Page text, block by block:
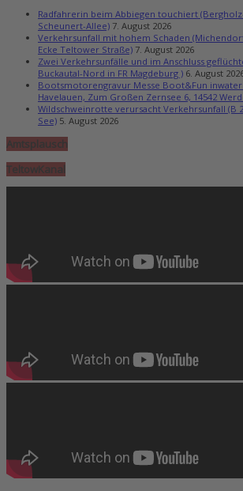
Radfahrerin beim Abbiegen touchiert
Scheunert-Allee) 7. August 2026
Verkehrsunfall mit hohem Schaden
Ecke Teltower Straße) 7. August 2026
Zwei Verkehrsunfälle und im Anschluss
Buckautal-Nord in FR Magdeburg ) 6. August
Bootsmotorengravur Messe Boot&Fun inwater
Havelauen, Zum Großen Zernsee 6, 14542
Wildschweinrotte verursacht Verkehrsunfall (B
See) 5. August 2026
Amtsplausch
TeltowKanal